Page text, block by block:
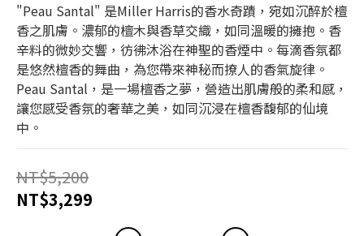
"Peau Santal" 是Miller Harris的香水奇蹟，宛如沉醉於檀
香之肌膚。濃郁的檀木與香草交織，如同溫暖的擁抱。香
辛料的微妙交響，彷彿沐浴在神聖的香煙中。每滴香氛都
是悠然檀香的舞曲，為您帶來神秘而撩人的香氣旋律。
Peau Santal，是一場檀香之夢，營造出肌膚般的柔和感，
讓您感受香氛的奢華之美，如同沉浸在檀香馥郁的仙境
中。
NT$5,200
NT$3,299